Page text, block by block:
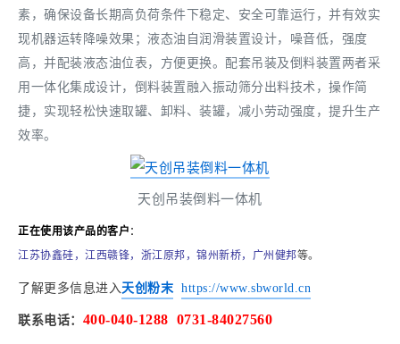
素，确保设备长期高负荷条件下稳定、安全可靠运行，并有效实
现机器运转降噪效果；液态油自润滑装置设计，噪音低，强度
高，并配装液态油位表，方便更换。配套吊装及倒料装置两者采
用一体化集成设计，倒料装置融入振动筛分出料技术，操作简
捷，实现轻松快速取罐、卸料、装罐，减小劳动强度，提升生产
效率。
天创吊装倒料一体机
正在使用该产品的客户 ：
江苏协鑫硅，江西赣锋，浙江原邦，锦州新桥，广州健邦等。
了解更多信息进入天创粉末 https://www.sbworld.cn
联系电话： 400-040-1288 0731-84027560